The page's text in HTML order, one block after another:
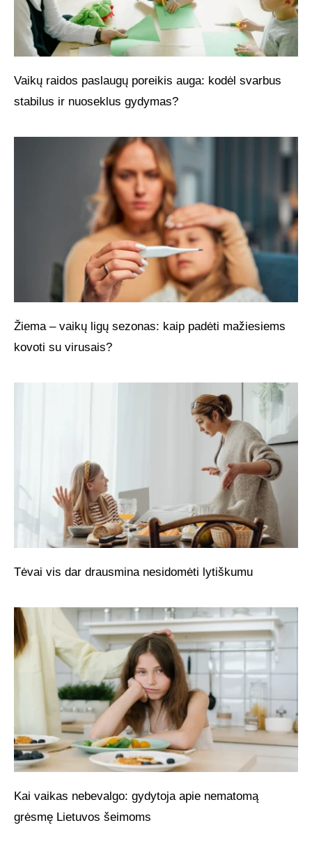
Vaikų raidos paslaugų poreikis auga: kodėl svarbus
stabilus ir nuoseklus gydymas?
Žiema – vaikų ligų sezonas: kaip padėti mažiesiems
kovoti su virusais?
Tėvai vis dar drausmina nesidomėti lytiškumu
Kai vaikas nebevalgo: gydytoja apie nematomą
grėsmę Lietuvos šeimoms